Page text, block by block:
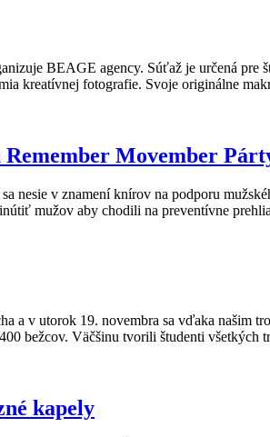
BEAGE agency. Súťaž je určená
kreatívnej fotografie. Svoje originálne
Movember
nesie v znamení knírov na podporu
mužov aby chodili na preventívne
a v utorok 19. novembra sa vďaka
bežcov. Väčšinu tvorili študenti všetkých
kapely